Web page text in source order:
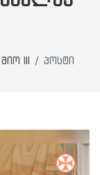
III პოსტი